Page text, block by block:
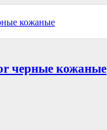
черные кожаные